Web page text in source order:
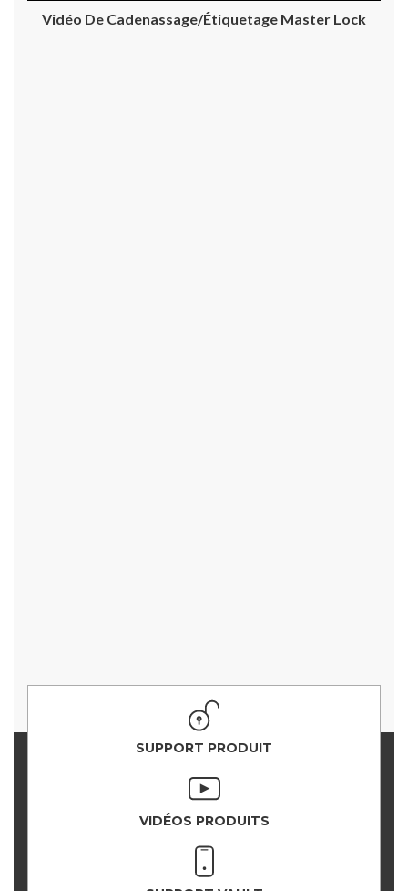
Vidéo De Cadenassage/étiquetage Master Lock
SUPPORT PRODUIT
VIDÉOS PRODUITS